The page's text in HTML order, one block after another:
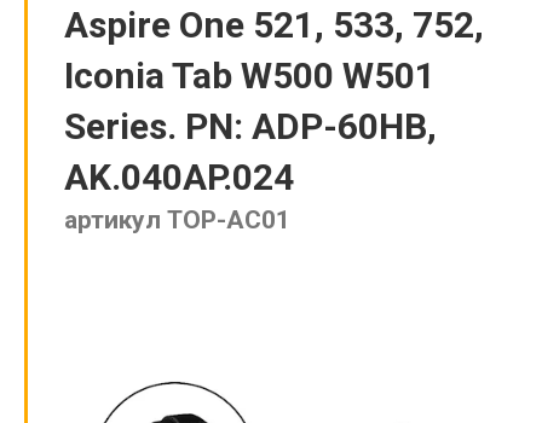
Aspire One 521, 533, 752,
Iconia Tab W500 W501
Series. PN: ADP-60HB,
AK.040AP.024
артикул TOP-AC01